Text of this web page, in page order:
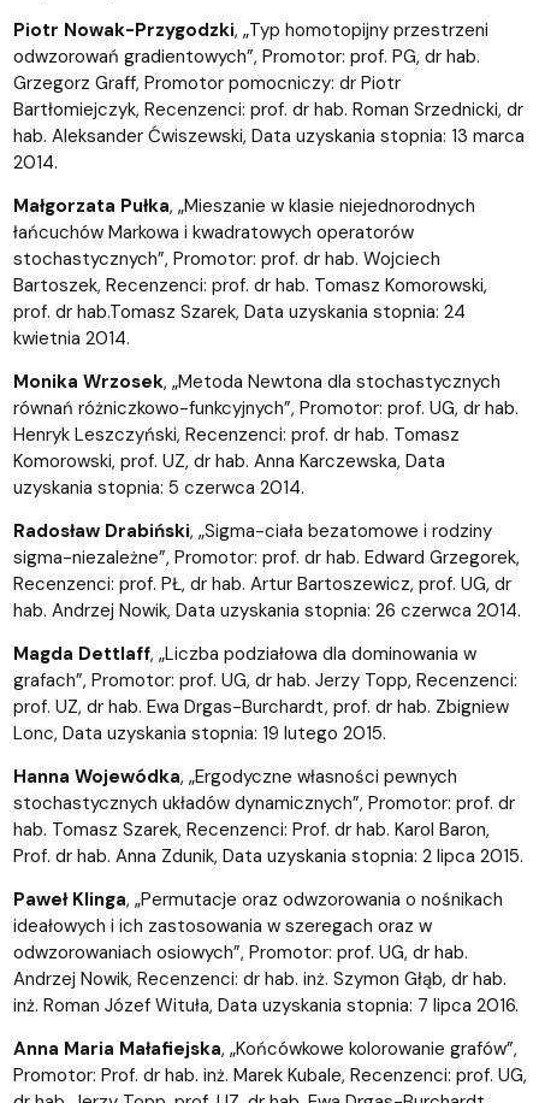
Piotr Nowak-Przygodzki, „Typ homotopijny przestrzeni
odwzorowań gradientowych”, Promotor: prof. PG, dr hab.
Grzegorz Graff, Promotor pomocniczy: dr Piotr
Bartłomiejczyk, Recenzenci: prof. dr hab. Roman Srzednicki, dr
hab. Aleksander Ćwiszewski, Data uzyskania stopnia: 13 marca
2014.
Małgorzata Pułka, „Mieszanie w klasie niejednorodnych
łańcuchów Markowa i kwadratowych operatorów
stochastycznych”, Promotor: prof. dr hab. Wojciech
Bartoszek, Recenzenci: prof. dr hab. Tomasz Komorowski,
prof. dr hab.Tomasz Szarek, Data uzyskania stopnia: 24
kwietnia 2014.
Monika Wrzosek, „Metoda Newtona dla stochastycznych
równań różniczkowo-funkcyjnych”, Promotor: prof. UG, dr hab.
Henryk Leszczyński, Recenzenci: prof. dr hab. Tomasz
Komorowski, prof. UZ, dr hab. Anna Karczewska, Data
uzyskania stopnia: 5 czerwca 2014.
Radosław Drabiński, „Sigma-ciała bezatomowe i rodziny
sigma-niezależne”, Promotor: prof. dr hab. Edward Grzegorek,
Recenzenci: prof. PŁ, dr hab. Artur Bartoszewicz, prof. UG, dr
hab. Andrzej Nowik, Data uzyskania stopnia: 26 czerwca 2014.
Magda Dettlaff, „Liczba podziałowa dla dominowania w
grafach”, Promotor: prof. UG, dr hab. Jerzy Topp, Recenzenci:
prof. UZ, dr hab. Ewa Drgas-Burchardt, prof. dr hab. Zbigniew
Lonc, Data uzyskania stopnia: 19 lutego 2015.
Hanna Wojewódka, „Ergodyczne własności pewnych
stochastycznych układów dynamicznych”, Promotor: prof. dr
hab. Tomasz Szarek, Recenzenci: Prof. dr hab. Karol Baron,
Prof. dr hab. Anna Zdunik, Data uzyskania stopnia: 2 lipca 2015.
Paweł Klinga, „Permutacje oraz odwzorowania o nośnikach
ideałowych i ich zastosowania w szeregach oraz w
odwzorowaniach osiowych”, Promotor: prof. UG, dr hab.
Andrzej Nowik, Recenzenci: dr hab. inż. Szymon Głąb, dr hab.
inż. Roman Józef Wituła, Data uzyskania stopnia: 7 lipca 2016.
Anna Maria Małafiejska, „Końcówkowe kolorowanie grafów”,
Promotor: Prof. dr hab. inż. Marek Kubale, Recenzenci: prof. UG,